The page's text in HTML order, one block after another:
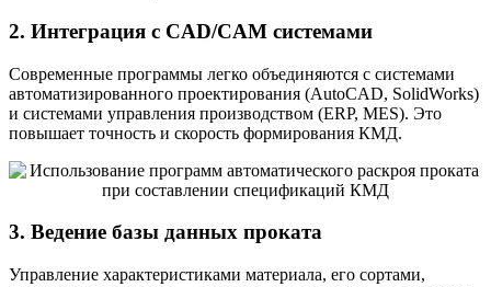
2. Интеграция с CAD/CAM системами
Современные программы легко объединяются с системами
автоматизированного проектирования (AutoCAD, SolidWorks)
и системами управления производством (ERP, MES). Это
повышает точность и скорость формирования КМД.
3. Ведение базы данных проката
Управление характеристиками материала, его сортами,